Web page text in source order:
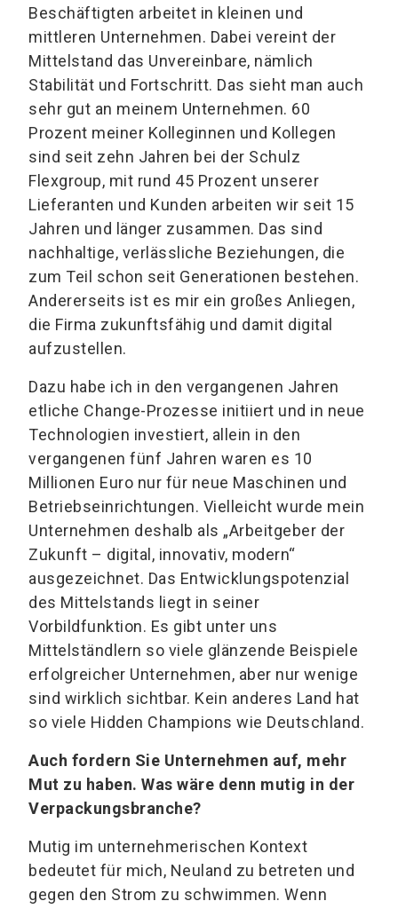
Beschäftigten arbeitet in kleinen und
mittleren Unternehmen. Dabei vereint der
Mittelstand das Unvereinbare, nämlich
Stabilität und Fortschritt. Das sieht man auch
sehr gut an meinem Unternehmen. 60
Prozent meiner Kolleginnen und Kollegen
sind seit zehn Jahren bei der Schulz
Flexgroup, mit rund 45 Prozent unserer
Lieferanten und Kunden arbeiten wir seit 15
Jahren und länger zusammen. Das sind
nachhaltige, verlässliche Beziehungen, die
zum Teil schon seit Generationen bestehen.
Andererseits ist es mir ein großes Anliegen,
die Firma zukunftsfähig und damit digital
aufzustellen.
Dazu habe ich in den vergangenen Jahren
etliche Change-Prozesse initiiert und in neue
Technologien investiert, allein in den
vergangenen fünf Jahren waren es 10
Millionen Euro nur für neue Maschinen und
Betriebseinrichtungen. Vielleicht wurde mein
Unternehmen deshalb als „Arbeitgeber der
Zukunft – digital, innovativ, modern“
ausgezeichnet. Das Entwicklungspotenzial
des Mittelstands liegt in seiner
Vorbildfunktion. Es gibt unter uns
Mittelständlern so viele glänzende Beispiele
erfolgreicher Unternehmen, aber nur wenige
sind wirklich sichtbar. Kein anderes Land hat
so viele Hidden Champions wie Deutschland.
Auch fordern Sie Unternehmen auf, mehr
Mut zu haben. Was wäre denn mutig in der
Verpackungsbranche?
Mutig im unternehmerischen Kontext
bedeutet für mich, Neuland zu betreten und
gegen den Strom zu schwimmen. Wenn